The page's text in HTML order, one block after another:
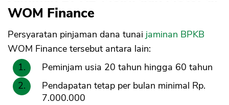
WOM Finance
Persyaratan pinjaman dana tunai jaminan BPKB
WOM Finance tersebut antara lain:
Peminjam usia 20 tahun hingga 60 tahun
Pendapatan tetap per bulan minimal Rp.
7.000.000